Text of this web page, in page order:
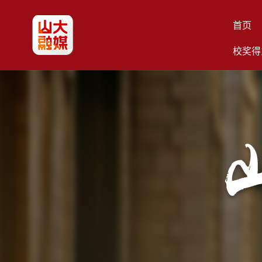
首页
校奖